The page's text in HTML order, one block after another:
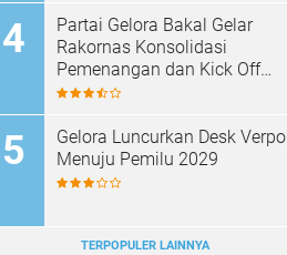
Partai Gelora Bakal Gelar
Rakornas Konsolidasi
Pemenangan dan Kick Off
Pencalegan
Gelora Luncurkan Desk Verpol
Menuju Pemilu 2029
TERPOPULER LAINNYA